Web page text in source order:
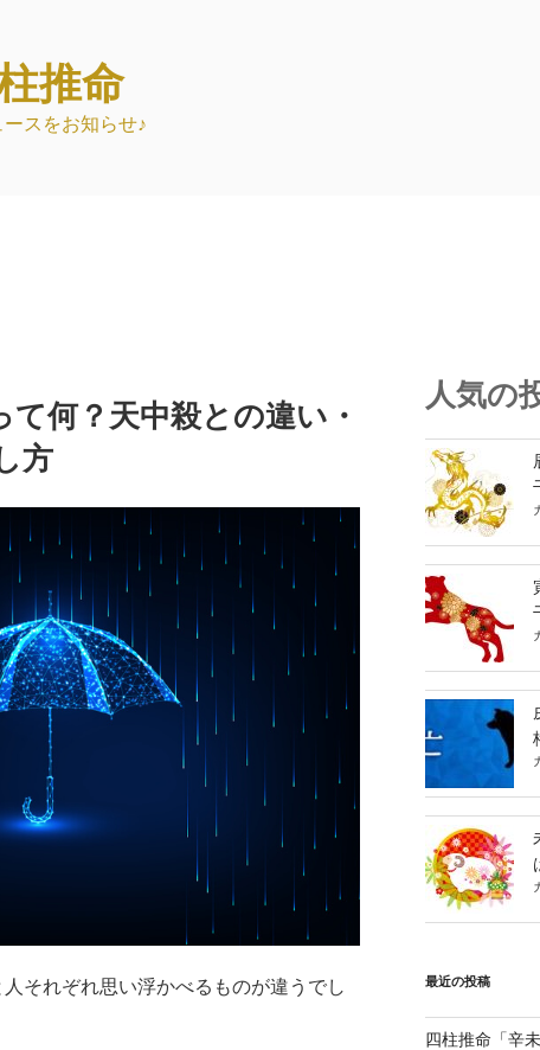
推命
スをお知らせ♪
て何？天中殺との違い・
方
それぞれ思い浮かべるものが違うでし
人気の
最近の投稿
四柱推命「辛